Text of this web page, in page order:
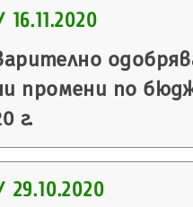
16.11.2020
промени по
г.
29.10.2020